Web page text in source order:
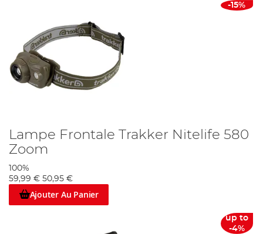
-15%
Lampe Frontale Trakker Nitelife 580
Zoom
100%
59,99 € 50,95 €
Ajouter Au Panier
up to
-4%